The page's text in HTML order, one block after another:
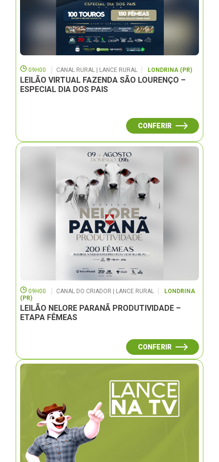
09H00 CANAL RURAL | LANCE RURAL LONDRINA (PR)
LEILÃO VIRTUAL FAZENDA SÃO LOURENÇO –
ESPECIAL DIA DOS PAIS
CONFERIR
09H00 CANAL DO CRIADOR | LANCE RURAL
LONDRINA
(PR)
LEILÃO NELORE PARANÃ PRODUTIVIDADE –
ETAPA FÊMEAS
CONFERIR